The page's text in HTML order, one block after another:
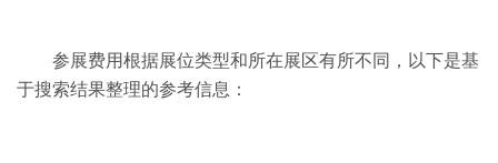
参展费用根据展位类型和所在展区有所不同，以下是基
于搜索结果整理的参考信息：